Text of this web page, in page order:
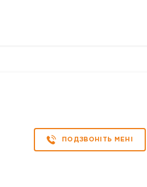
ПОДЗВОНІТЬ МЕНІ